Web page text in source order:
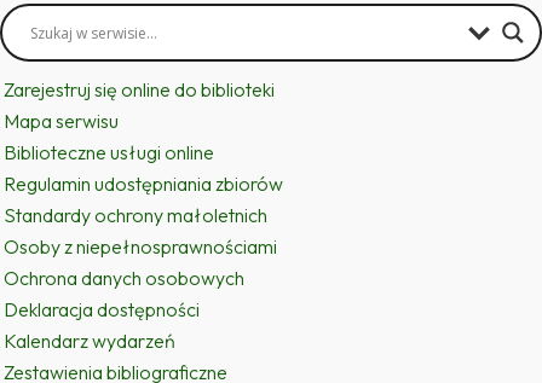
Zarejestruj się online do biblioteki
Mapa serwisu
Biblioteczne usługi online
Regulamin udostępniania zbiorów
Standardy ochrony małoletnich
Osoby z niepełnosprawnościami
Ochrona danych osobowych
Deklaracja dostępności
Kalendarz wydarzeń
Zestawienia bibliograficzne